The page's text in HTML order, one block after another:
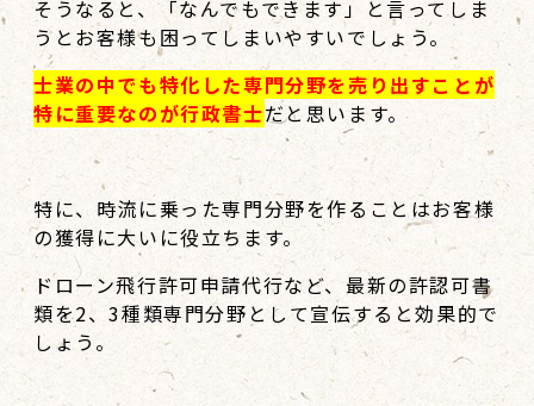
そうなると、「なんでもできます」と言ってしま
うとお客様も困ってしまいやすいでしょう。
士業の中でも特化した専門分野を売り出すことが
特に重要なのが行政書士だと思います。
特に、時流に乗った専門分野を作ることはお客様
の獲得に大いに役立ちます。
ドローン飛行許可申請代行など、最新の許認可書
類を2、3種類専門分野として宣伝すると効果的で
しょう。